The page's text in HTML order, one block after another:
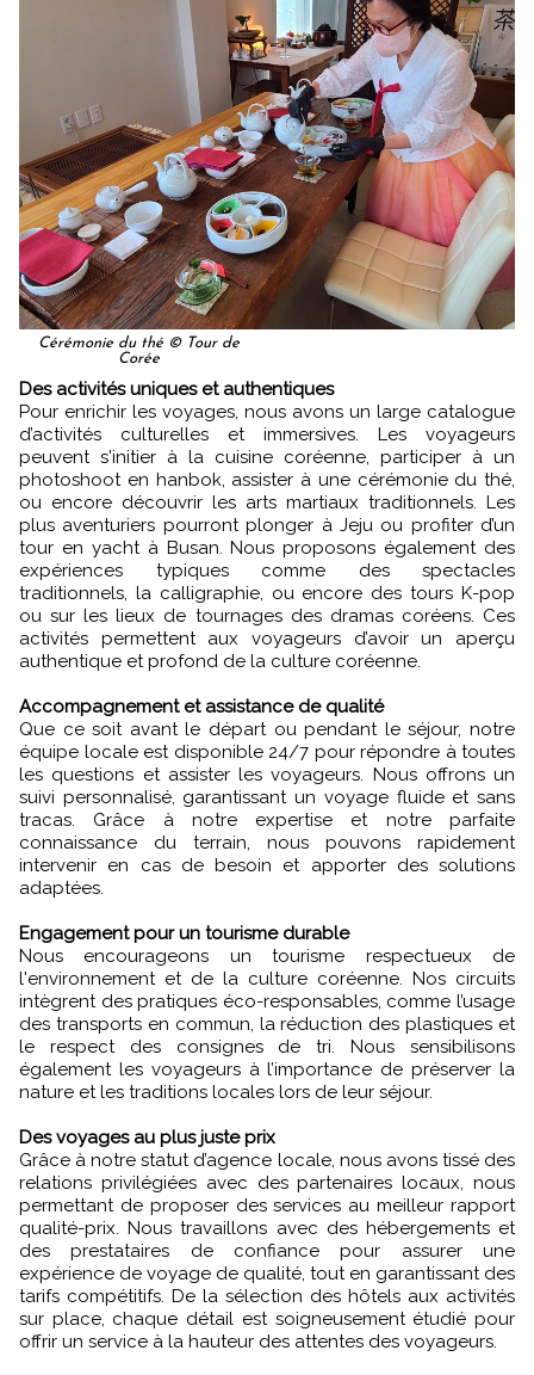
Cérémonie du thé © Tour de
Corée
Des activités uniques et authentiques
Pour enrichir les voyages, nous avons un large catalogue
d’activités culturelles et immersives. Les voyageurs
peuvent s'initier à la cuisine coréenne, participer à un
photoshoot en hanbok, assister à une cérémonie du thé,
ou encore découvrir les arts martiaux traditionnels. Les
plus aventuriers pourront plonger à Jeju ou profiter d’un
tour en yacht à Busan. Nous proposons également des
expériences typiques comme des spectacles
traditionnels, la calligraphie, ou encore des tours K-pop
ou sur les lieux de tournages des dramas coréens. Ces
activités permettent aux voyageurs d’avoir un aperçu
authentique et profond de la culture coréenne.
Accompagnement et assistance de qualité
Que ce soit avant le départ ou pendant le séjour, notre
équipe locale est disponible 24/7 pour répondre à toutes
les questions et assister les voyageurs. Nous offrons un
suivi personnalisé, garantissant un voyage fluide et sans
tracas. Grâce à notre expertise et notre parfaite
connaissance du terrain, nous pouvons rapidement
intervenir en cas de besoin et apporter des solutions
adaptées.
Engagement pour un tourisme durable
Nous encourageons un tourisme respectueux de
l'environnement et de la culture coréenne. Nos circuits
intègrent des pratiques éco-responsables, comme l’usage
des transports en commun, la réduction des plastiques et
le respect des consignes de tri. Nous sensibilisons
également les voyageurs à l’importance de préserver la
nature et les traditions locales lors de leur séjour.
Des voyages au plus juste prix
Grâce à notre statut d’agence locale, nous avons tissé des
relations privilégiées avec des partenaires locaux, nous
permettant de proposer des services au meilleur rapport
qualité-prix. Nous travaillons avec des hébergements et
des prestataires de confiance pour assurer une
expérience de voyage de qualité, tout en garantissant des
tarifs compétitifs. De la sélection des hôtels aux activités
sur place, chaque détail est soigneusement étudié pour
offrir un service à la hauteur des attentes des voyageurs.